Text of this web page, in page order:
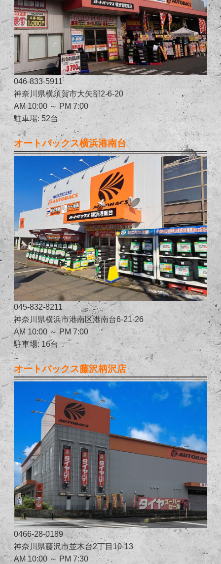
046-833-5911
神奈川県横須賀市大矢部2-6-20
AM 10:00 ～ PM 7:00
駐車場: 52台
オートバックス横浜港南台
045-832-8211
神奈川県横浜市港南区港南台6-21-26
AM 10:00 ～ PM 7:00
駐車場: 16台
オートバックス藤沢柄沢店
0466-28-0189
神奈川県藤沢市並木台2丁目10-13
AM 10:00 ～ PM 7:30